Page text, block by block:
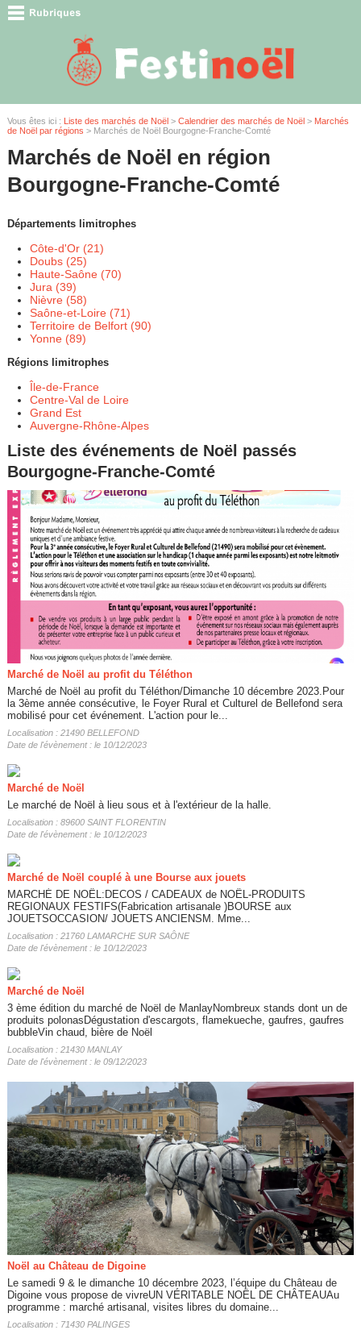
Vous êtes ici : Liste des marchés de Noël> Calendrier des marchés de Noël> Marchés
de Noël par régions > Marchés de Noël Bourgogne-Franche-Comté
Marchés de Noël en région
Bourgogne-Franche-Comté
Départements limitrophes
Côte-d'Or (21)
Doubs (25)
Haute-Saône (70)
Jura (39)
Nièvre (58)
Saône-et-Loire (71)
Territoire de Belfort (90)
Yonne (89)
Régions limitrophes
Île-de-France
Centre-Val de Loire
Grand Est
Auvergne-Rhône-Alpes
Liste des événements de Noël passés
Bourgogne-Franche-Comté
Marché de Noël au profit du Téléthon
Marché de Noël au profit du Téléthon/Dimanche 10 décembre 2023.Pour
la 3ème année consécutive, le Foyer Rural et Culturel de Bellefond sera
mobilisé pour cet événement. L'action pour le...
Localisation : 21490 BELLEFOND
Date de l'évènement : le 10/12/2023
Marché de Noël
Le marché de Noël à lieu sous et à l'extérieur de la halle.
Localisation : 89600 SAINT FLORENTIN
Date de l'évènement : le 10/12/2023
Marché de Noël couplé à une Bourse aux jouets
MARCHÉ DE NOËL:DECOS / CADEAUX de NOËL-PRODUITS
REGIONAUX FESTIFS(Fabrication artisanale )BOURSE aux
JOUETSOCCASION/ JOUETS ANCIENSM. Mme...
Localisation : 21760 LAMARCHE SUR SAÔNE
Date de l'évènement : le 10/12/2023
Marché de Noël
3 ème édition du marché de Noël de ManlayNombreux stands dont un de
produits polonasDégustation d'escargots, flamekueche, gaufres, gaufres
bubbleVin chaud, bière de Noël
Localisation : 21430 MANLAY
Date de l'évènement : le 09/12/2023
Noël au Château de Digoine
Le samedi 9 & le dimanche 10 décembre 2023, l’équipe du Château de
Digoine vous propose de vivreUN VÉRITABLE NOËL DE CHÂTEAUAu
programme : marché artisanal, visites libres du domaine...
Localisation : 71430 PALINGES